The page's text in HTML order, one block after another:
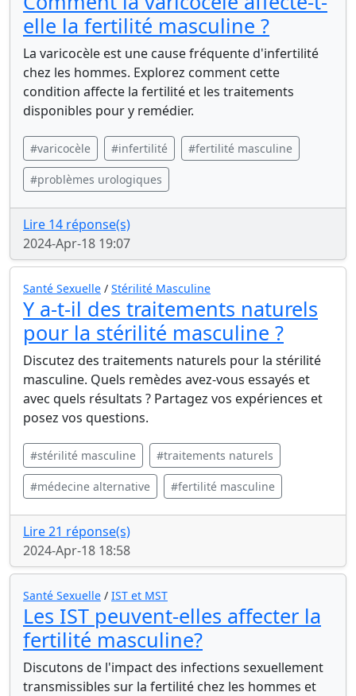
elle la fertilité masculine ?
La varicocèle est une cause fréquente d'infertilité
chez les hommes. Explorez comment cette
condition affecte la fertilité et les traitements
disponibles pour y remédier.
#varicocèle #infertilité #fertilité masculine
#problèmes urologiques
Lire 14 réponse(s)
2024-Apr-18 19:07
Santé Sexuelle / Stérilité Masculine
Y a-t-il des traitements naturels
pour la stérilité masculine ?
Discutez des traitements naturels pour la stérilité
masculine. Quels remèdes avez-vous essayés et
avec quels résultats ? Partagez vos expériences et
posez vos questions.
#stérilité masculine #traitements naturels
#médecine alternative #fertilité masculine
Lire 21 réponse(s)
2024-Apr-18 18:58
Santé Sexuelle / IST et MST
Les IST peuvent-elles affecter la
fertilité masculine?
Discutons de l'impact des infections sexuellement
transmissibles sur la fertilité chez les hommes et